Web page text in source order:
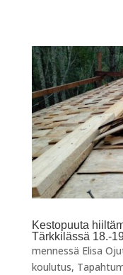
Kestopuuta
Tärkkilässä 18.-
mennessä Elisa
koulutus,